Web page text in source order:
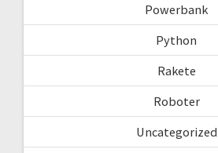
Powerbank
Python
Rakete
Roboter
Uncategorized